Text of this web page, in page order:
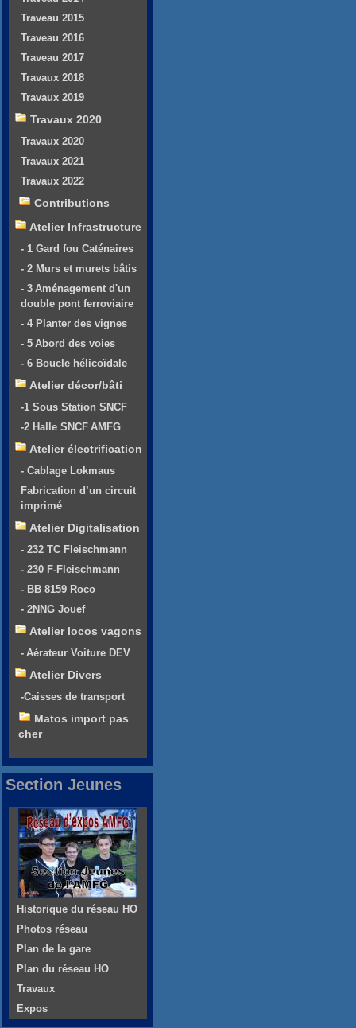
Traveau 2015
Traveau 2016
Traveau 2017
Travaux 2018
Travaux 2019
Travaux 2020
Travaux 2020
Travaux 2021
Travaux 2022
Contributions
Atelier Infrastructure
- 1 Gard fou Caténaires
- 2 Murs et murets bâtis
- 3 Aménagement d'un
double pont ferroviaire
- 4 Planter des vignes
- 5 Abord des voies
- 6 Boucle hélicoïdale
Atelier décor/bâti
-1 Sous Station SNCF
-2 Halle SNCF AMFG
Atelier électrification
- Cablage Lokmaus
Fabrication d’un circuit
imprimé
Atelier Digitalisation
- 232 TC Fleischmann
- 230 F-Fleischmann
- BB 8159 Roco
- 2NNG Jouef
Atelier locos vagons
- Aérateur Voiture DEV
Atelier Divers
-Caisses de transport
Matos import pas
cher
Section Jeunes
Historique du réseau HO
Photos réseau
Plan de la gare
Plan du réseau HO
Travaux
Expos